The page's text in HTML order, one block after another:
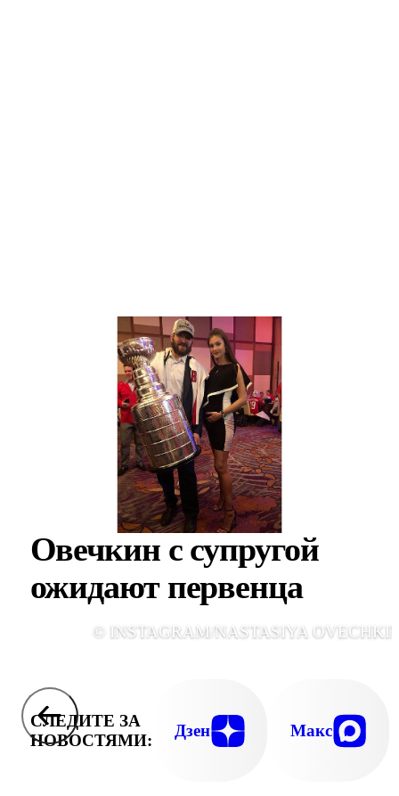
Овечкин с супругой
ожидают первенца
© INSTAGRAM/NASTASIYA
СЛЕДИТЕ ЗА
НОВОСТЯМИ:
Дзен Макс